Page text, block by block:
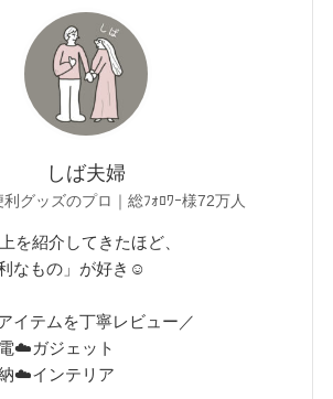
しば夫婦
グッズのプロ｜総ﾌｫﾛﾜｰ様72万人
を紹介してきたほど、
なもの」が好き☺︎
イテムを丁寧レビュー／
☁️ガジェット
☁️インテリア